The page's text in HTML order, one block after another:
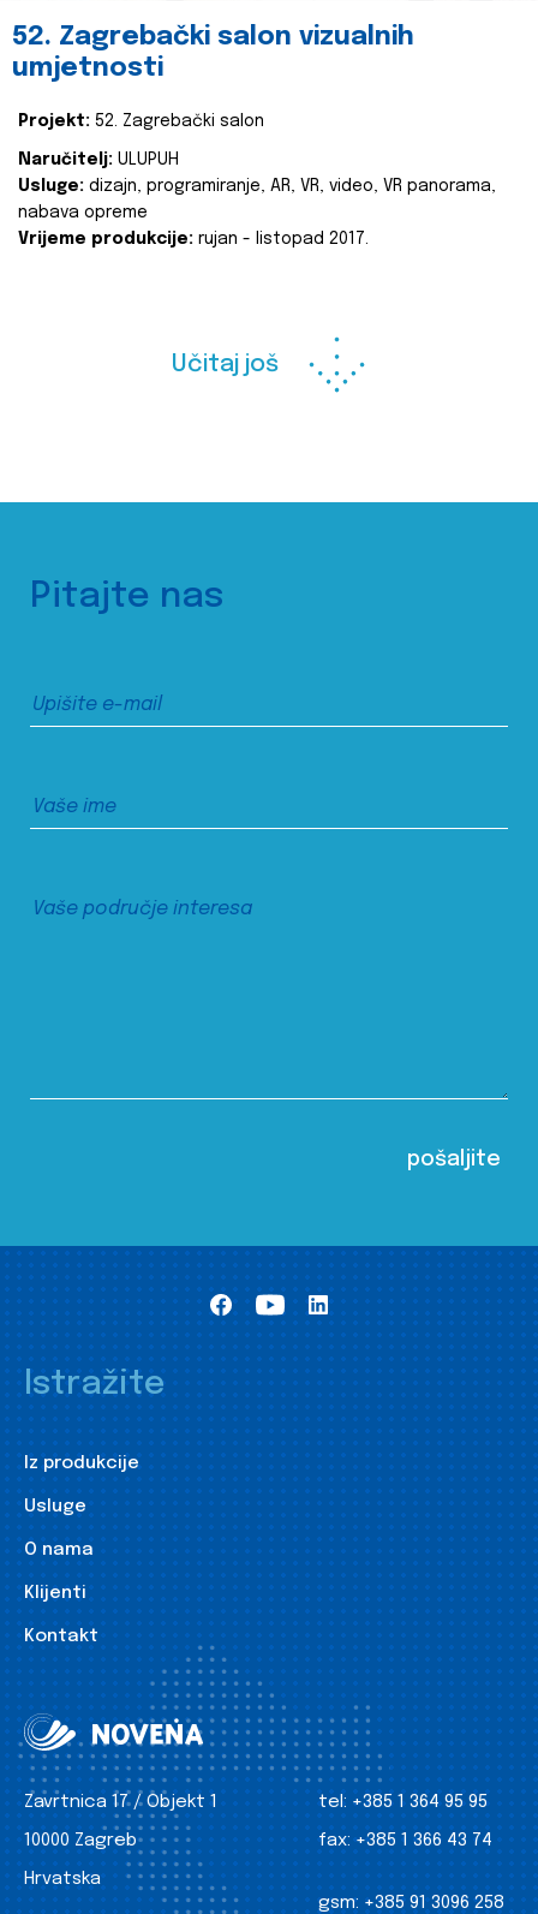
52. Zagrebački salon vizualnih
umjetnosti
Projekt: 52. Zagrebački salon
Naručitelj: ULUPUH
Usluge: dizajn, programiranje, AR, VR, video, VR panorama,
nabava opreme
Vrijeme produkcije: rujan - listopad 2017.
Učitaj još
Pitajte nas
Istražite
Iz produkcije
Usluge
O nama
Klijenti
Kontakt
Zavrtnica 17 / Objekt 1
10000 Zagreb
Hrvatska
tel: +385 1 364 95 95
fax: +385 1 366 43 74
gsm: +385 91 3096 258